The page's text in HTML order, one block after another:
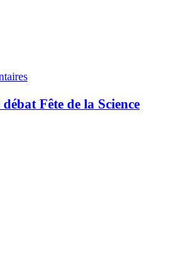
Fête de la Science